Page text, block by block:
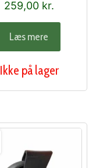
259,00 kr.
Læs mere
Ikke på lager